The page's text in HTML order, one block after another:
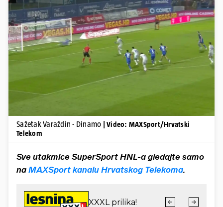
Pokretanje videa...
Sažetak Varaždin - Dinamo
| Video: MAXSport/Hrvatski
Telekom
Sve utakmice SuperSport HNL-a gledajte samo
na MAXSport kanalu Hrvatskog Telekoma.